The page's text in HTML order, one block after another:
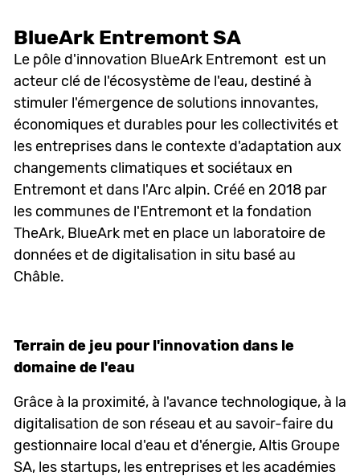
BlueArk Entremont SA
Le pôle d'innovation BlueArk Entremont est un
acteur clé de l'écosystème de l'eau, destiné à
stimuler l'émergence de solutions innovantes,
économiques et durables pour les collectivités et
les entreprises dans le contexte d'adaptation aux
changements climatiques et sociétaux en
Entremont et dans l'Arc alpin. Créé en 2018 par
les communes de l'Entremont et la fondation
TheArk, BlueArk met en place un laboratoire de
données et de digitalisation in situ basé au
Châble.
Terrain de jeu pour l'innovation dans le
domaine de l'eau
Grâce à la proximité, à l'avance technologique, à la
digitalisation de son réseau et au savoir-faire du
gestionnaire local d'eau et d'énergie, Altis Groupe
SA, les startups, les entreprises et les académies